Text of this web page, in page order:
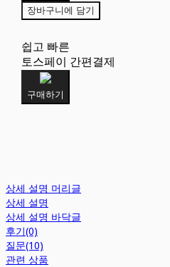
장바구니에 담기
쉽고 빠른
토스페이 간편결제
구매하기
상세 설명 머리글
상세 설명
상세 설명 바닥글
후기(0)
질문(10)
관련 상품